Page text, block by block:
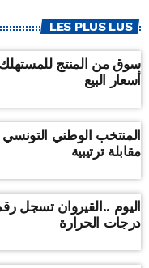
LES PLUS LUS
سوق من المنتج
أسعار البيع
المنتخب الوطني
مقابلة ترتيبية
اليوم ..القيروان تسجل
درجات الحرارة